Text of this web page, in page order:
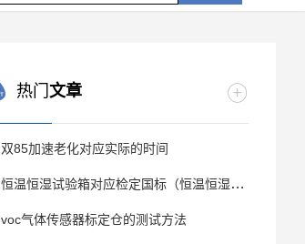
热门文章
双85加速老化对应实际的时间
恒温恒湿试验箱对应检定国标（恒温恒湿试验箱中国国标）
voc气体传感器标定仓的测试方法